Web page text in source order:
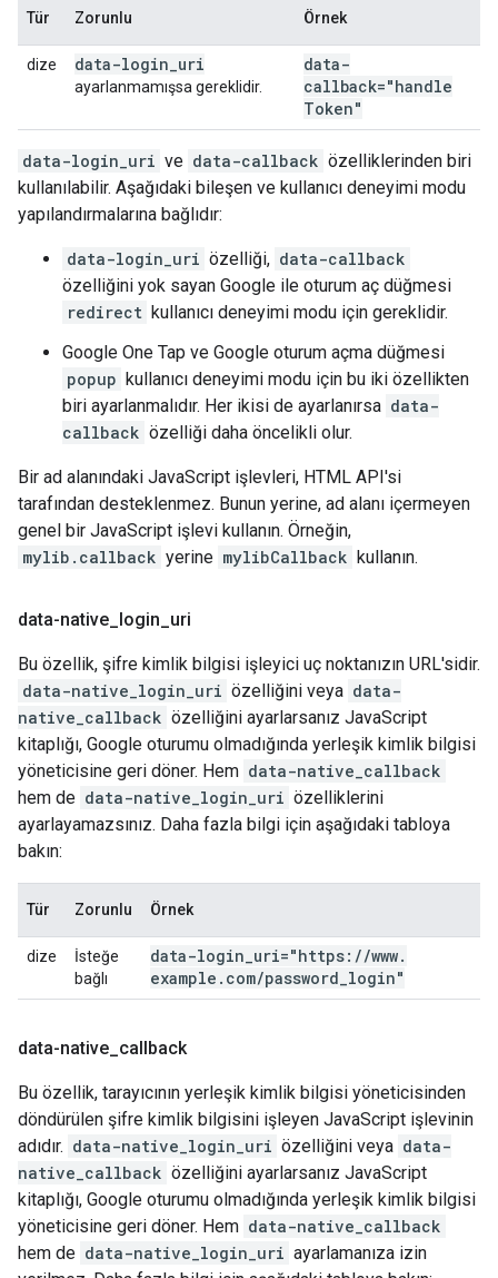
Tür Zorunlu Örnek
dize data-login uri
ayarlanmamışsa gereklidir.
data-
callback="handle
Token"
data-login_uri ve data-callback özelliklerinden biri
kullanılabilir. Aşağıdaki bileşen ve kullanıcı deneyimi modu
yapılandırmalarına bağlıdır:
data-login_uri özelliği, data-callback
özelliğini yok sayan Google ile oturum aç düğmesi
redirect kullanıcı deneyimi modu için gereklidir.
Google One Tap ve Google oturum açma düğmesi
popup kullanıcı deneyimi modu için bu iki özellikten
biri ayarlanmalıdır. Her ikisi de ayarlanırsa data-
callback özelliği daha öncelikli olur.
Bir ad alanındaki JavaScript işlevleri, HTML API'si
tarafından desteklenmez. Bunun yerine, ad alanı içermeyen
genel bir JavaScript işlevi kullanın. Örneğin,
mylib.callback yerine mylibCallback kullanın.
data-native login uri
Bu özellik, şifre kimlik bilgisi işleyici uç noktanızın URL'sidir.
data-native_login_uri özelliğini veya data-
native_callback özelliğini ayarlarsanız JavaScript
kitaplığı, Google oturumu olmadığında yerleşik kimlik bilgisi
yöneticisine geri döner. Hem data-native_callback
hem de data-native_login_uri özelliklerini
ayarlayamazsınız. Daha fazla bilgi için aşağıdaki tabloya
bakın:
Tür Zorunlu Örnek
dize
İsteğe
bağlı
data-login uri="https: //www.
example . com/password login"
data-native callback
Bu özellik, tarayıcının yerleşik kimlik bilgisi yöneticisinden
döndürülen şifre kimlik bilgisini işleyen JavaScript işlevinin
adıdır. data-native_login_uri özelliğini veya data-
native_callback özelliğini ayarlarsanız JavaScript
kitaplığı, Google oturumu olmadığında yerleşik kimlik bilgisi
yöneticisine geri döner. Hem data-native_callback
hem de data-native_login_uri ayarlamanıza izin